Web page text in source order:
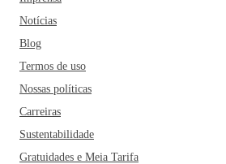
Notícias
Blog
Termos de uso
Nossas políticas
Carreiras
Sustentabilidade
Gratuidades e Meia Tarifa